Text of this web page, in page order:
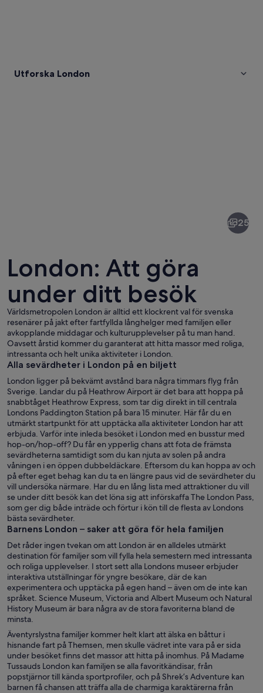
Utforska London
Två röda dubbeldäckarbussar på en
25
London: Att göra
under ditt besök
Världsmetropolen London är alltid ett klockrent val för svenska
resenärer på jakt efter fartfyllda långhelger med familjen eller
avkopplande middagar och kulturupplevelser på tu man hand.
Oavsett årstid kommer du garanterat att hitta massor med roliga,
intressanta och helt unika aktiviteter i London.
Alla sevärdheter i London på en biljett
London ligger på bekvämt avstånd bara några timmars flyg från
Sverige. Landar du på Heathrow Airport är det bara att hoppa på
snabbtåget Heathrow Express, som tar dig direkt in till centrala
Londons Paddington Station på bara 15 minuter. Här får du en
utmärkt startpunkt för att upptäcka alla aktiviteter London har att
erbjuda. Varför inte inleda besöket i London med en busstur med
hop-on/hop-off? Du får en ypperlig chans att fota de främsta
sevärdheterna samtidigt som du kan njuta av solen på andra
våningen i en öppen dubbeldäckare. Eftersom du kan hoppa av och
på efter eget behag kan du ta en längre paus vid de sevärdheter du
vill undersöka närmare. Har du en lång lista med attraktioner du vill
se under ditt besök kan det löna sig att införskaffa The London Pass,
som ger dig både inträde och förtur i kön till de flesta av Londons
bästa sevärdheter.
Barnens London – saker att göra för hela familjen
Det råder ingen tvekan om att London är en alldeles utmärkt
destination för familjer som vill fylla hela semestern med intressanta
och roliga upplevelser. I stort sett alla Londons museer erbjuder
interaktiva utställningar för yngre besökare, där de kan
experimentera och upptäcka på egen hand – även om de inte kan
språket. Science Museum, Victoria and Albert Museum och Natural
History Museum är bara några av de stora favoriterna bland de
minsta.
Äventyrslystna familjer kommer helt klart att älska en båttur i
hisnande fart på Themsen, men skulle vädret inte vara på er sida
under besöket finns det massor att hitta på inomhus. På Madame
Tussauds London kan familjen se alla favoritkändisar, från
popstjärnor till kända sportprofiler, och på Shrek’s Adventure kan
barnen få chansen att träffa alla de charmiga karaktärerna från